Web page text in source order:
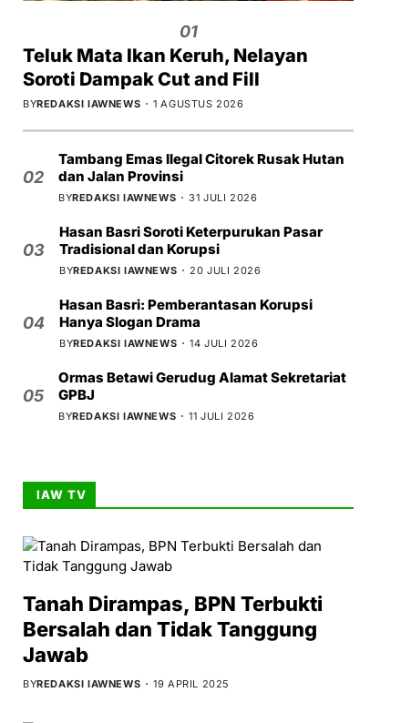
01
Teluk Mata Ikan Keruh, Nelayan
Soroti Dampak Cut and Fill
BYREDAKSI IAWNEWS 1 AGUSTUS 2026
02
Tambang Emas Ilegal Citorek Rusak Hutan
dan Jalan Provinsi
BYREDAKSI IAWNEWS 31 JULI 2026
03
Hasan Basri Soroti Keterpurukan Pasar
Tradisional dan Korupsi
BYREDAKSI IAWNEWS 20 JULI 2026
04
Hasan Basri: Pemberantasan Korupsi
Hanya Slogan Drama
BYREDAKSI IAWNEWS 14 JULI 2026
05
Ormas Betawi Gerudug Alamat Sekretariat
GPBJ
BYREDAKSI IAWNEWS 11 JULI 2026
IAW TV
Tanah Dirampas, BPN Terbukti
Bersalah dan Tidak Tanggung
Jawab
BYREDAKSI IAWNEWS 19 APRIL 2025